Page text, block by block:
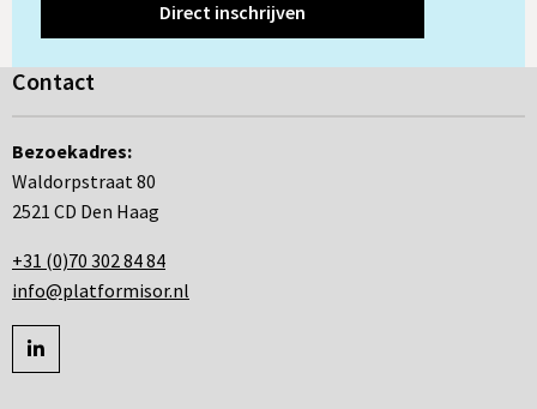
Contact
Bezoekadres:
Waldorpstraat 80
2521 CD Den Haag
+31 (0)70 302 84 84
info@platformisor.nl
Ga